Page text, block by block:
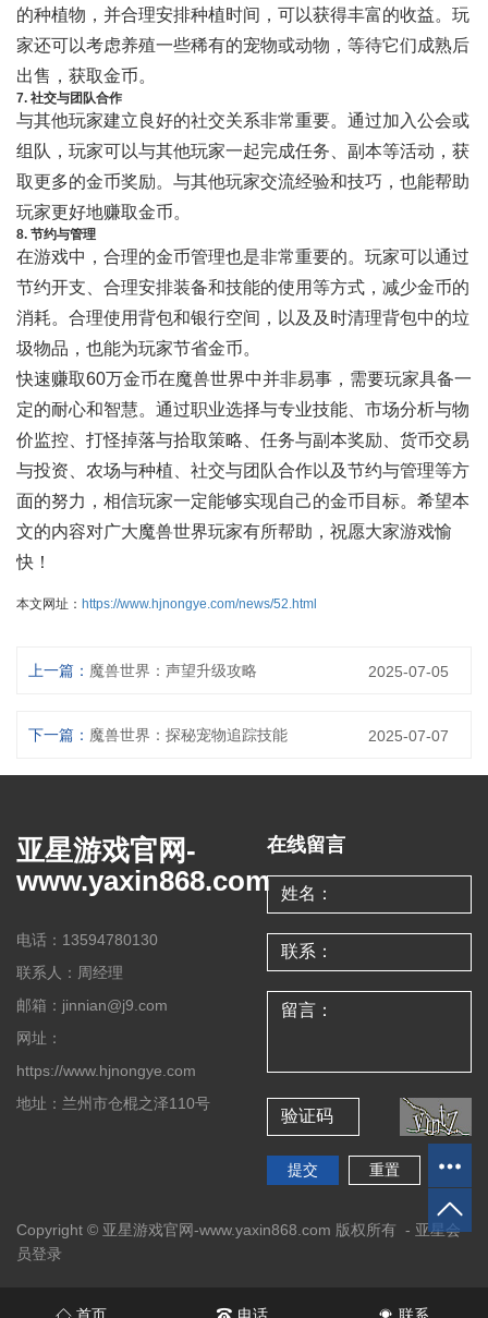
的种植物，并合理安排种植时间，可以获得丰富的收益。玩
家还可以考虑养殖一些稀有的宠物或动物，等待它们成熟后
出售，获取金币。
7. 社交与团队合作
与其他玩家建立良好的社交关系非常重要。通过加入公会或
组队，玩家可以与其他玩家一起完成任务、副本等活动，获
取更多的金币奖励。与其他玩家交流经验和技巧，也能帮助
玩家更好地赚取金币。
8. 节约与管理
在游戏中，合理的金币管理也是非常重要的。玩家可以通过
节约开支、合理安排装备和技能的使用等方式，减少金币的
消耗。合理使用背包和银行空间，以及及时清理背包中的垃
圾物品，也能为玩家节省金币。
快速赚取60万金币在魔兽世界中并非易事，需要玩家具备一
定的耐心和智慧。通过职业选择与专业技能、市场分析与物
价监控、打怪掉落与拾取策略、任务与副本奖励、货币交易
与投资、农场与种植、社交与团队合作以及节约与管理等方
面的努力，相信玩家一定能够实现自己的金币目标。希望本
文的内容对广大魔兽世界玩家有所帮助，祝愿大家游戏愉
快！
本文网址： https://www.hjnongye.com/news/52.html
上一篇： 魔兽世界：声望升级攻略 2025-07-05
下一篇： 魔兽世界：探秘宠物追踪技能 2025-07-07
亚星游戏官网-
www.yaxin868.com
电话：13594780130
联系人：周经理
邮箱：jinnian@j9.com
网址：
https://www.hjnongye.com
地址：兰州市仓棍之泽110号
在线留言
Copyright © 亚星游戏官网-www.yaxin868.com 版权所有 - 亚星会
员登录